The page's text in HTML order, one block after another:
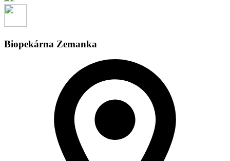
Biopekárna Zemanka